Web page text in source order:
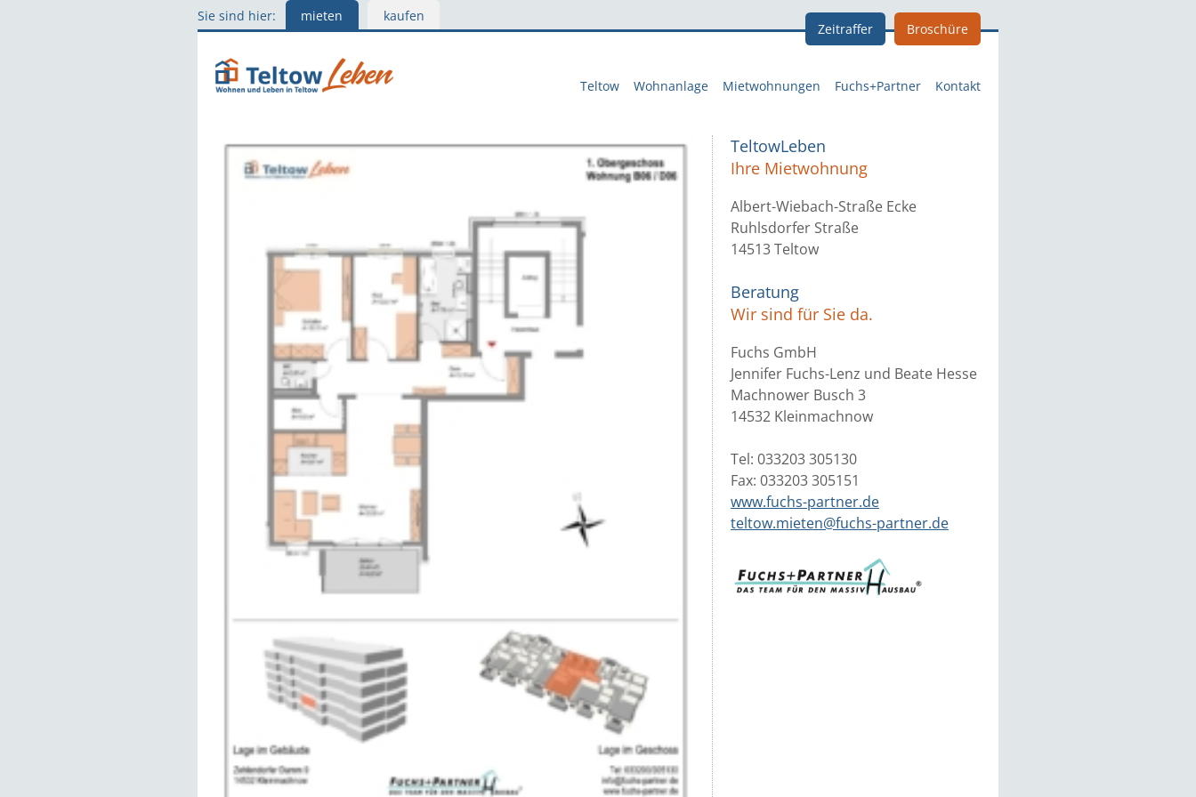
Sie sind hier: mieten kaufen
Teltow Wohnanlage Mietwohnungen Fuchs+Partner Kontakt
Zeitraffer Broschüre
TeltowLeben
Ihre Mietwohnung
Albert-Wiebach-Straße Ecke
Ruhlsdorfer Straße
14513 Teltow
Beratung
Wir sind für Sie da.
Fuchs GmbH
Jennifer Fuchs-Lenz und Beate Hesse
Machnower Busch 3
14532 Kleinmachnow
Tel: 033203 305130
Fax: 033203 305151
www.fuchs-partner.de
teltow.mieten@fuchs-partner.de